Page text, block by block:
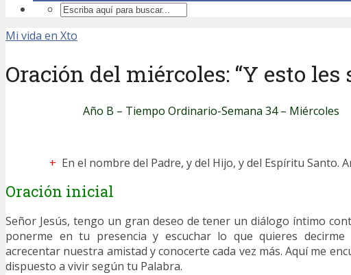
Mi vida en Xto
Oración del miércoles: “Y esto
Año B – Tiempo Ordinario-Semana 34 – Miércoles
+ En el nombre del Padre, y del Hijo, y del Espíritu Santo.
Oración inicial
Señor Jesús, tengo un gran deseo de tener un diálogo íntimo
ponerme en tu presencia y escuchar lo que quieres decirme
acrecentar nuestra amistad y conocerte cada vez más. Aquí me
dispuesto a vivir según tu Palabra.